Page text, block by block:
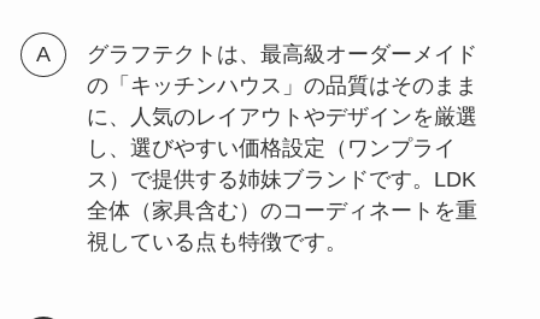
グラフテクトは、最高級オーダーメイド
の「キッチンハウス」の品質はそのまま
に、人気のレイアウトやデザインを厳選
し、選びやすい価格設定（ワンプライ
ス）で提供する姉妹ブランドです。LDK
全体（家具含む）のコーディネートを重
視している点も特徴です。